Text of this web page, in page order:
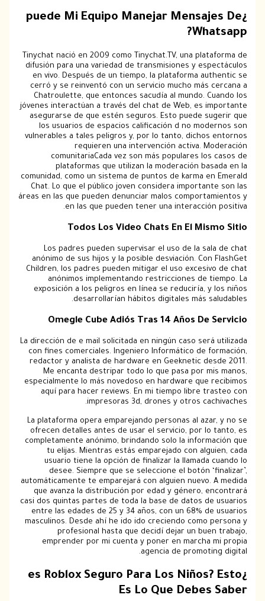
¿puede Mi Equipo Manejar Mensajes De
Whatsapp?
Tinychat nació en 2009 como Tinychat.TV, una plataforma de
difusión para una variedad de transmisiones y espectáculos
en vivo. Después de un tiempo, la plataforma authentic se
cerró y se reinventó con un servicio mucho más cercana a
Chatroulette, que entonces sacudía al mundo. Cuando los
jóvenes interactúan a través del chat de Web, es importante
asegurarse de que estén seguros. Esto puede sugerir que
los usuarios de espacios calificación d no modernos son
vulnerables a tales peligros y, por lo tanto, dichos entornos
requieren una intervención activa. Moderación
comunitariaCada vez son más populares los casos de
plataformas que utilizan la moderación basada en la
comunidad, como un sistema de puntos de karma en Emerald
Chat. Lo que el público joven considera importante son las
áreas en las que pueden denunciar malos comportamientos y
en las que pueden tener una interacción positiva.
Todos Los Video Chats En El Mismo Sitio
Los padres pueden supervisar el uso de la sala de chat
anónimo de sus hijos y la posible desviación. Con FlashGet
Children, los padres pueden mitigar el uso excesivo de chat
anónimos implementando restricciones de tiempo. La
exposición a los peligros en línea se reduciría, y los niños
desarrollarían hábitos digitales más saludables.
Omegle Cube Adiós Tras 14 Años De Servicio
La dirección de e mail solicitada en ningún caso será utilizada
con fines comerciales. Ingeniero Informático de formación,
redactor y analista de hardware en Geeknetic desde 2011.
Me encanta destripar todo lo que pasa por mis manos,
especialmente lo más novedoso en hardware que recibimos
aquí para hacer reviews. En mi tiempo libre trasteo con
impresoras 3d, drones y otros cachivaches.
La plataforma opera emparejando personas al azar, y no se
ofrecen detalles antes de usar el servicio, por lo tanto, es
completamente anónimo, brindando solo la información que
tu elijas. Mientras estás emparejado con alguien, cada
usuario tiene la opción de finalizar la llamada cuando lo
desee. Siempre que se seleccione el botón ‘finalizar’,
automáticamente te emparejará con alguien nuevo. A medida
que avanza la distribución por edad y género, encontrará
casi dos quintas partes de toda la base de datos de usuarios
entre las edades de 25 y 34 años, con un 68% de usuarios
masculinos. Desde ahí he ido ido creciendo como persona y
profesional hasta que decidí dejar un buen trabajo,
emprender por mi cuenta y poner en marcha mi propia
agencia de promoting digital.
¿es Roblox Seguro Para Los Niños? Esto
Es Lo Que Debes Saber